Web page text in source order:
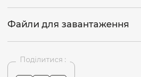
Файли для завантаження
Поділитися :